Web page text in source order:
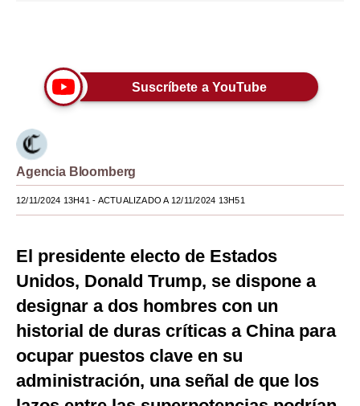
Moda
Estilos
Mundo
EEUU
México
Internacional
Club del Suscriptor
Mix
G de Gestión
Suscríbete a YouTube
Agencia Bloomberg
12/11/2024 13H41 - ACTUALIZADO A 12/11/2024 13H51
El presidente electo de Estados
Unidos, Donald Trump, se dispone a
designar a dos hombres con un
historial de duras críticas a China para
ocupar puestos clave en su
administración, una señal de que los